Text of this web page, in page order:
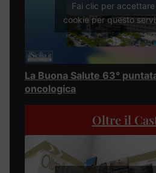
Fai clic per accettare
cookie per questo
La Buona Salute 63°
oncologica
Oltre il